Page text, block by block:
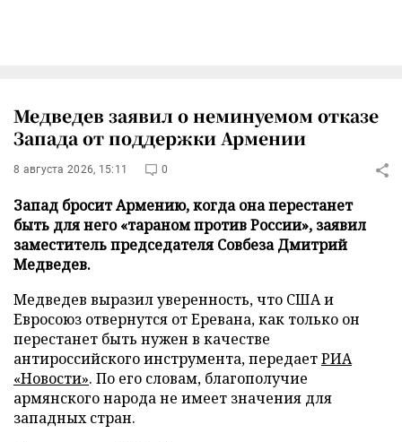
Медведев заявил о неминуемом отказе
Запада от поддержки Армении
8 августа 2026, 15:11 0
Запад бросит Армению, когда она перестанет
быть для него «тараном против России», заявил
заместитель председателя Совбеза Дмитрий
Медведев.
Медведев выразил уверенность, что США и
Евросоюз отвернутся от Еревана, как только он
перестанет быть нужен в качестве
антироссийского инструмента, передаетРИА
«Новости». По его словам, благополучие
армянского народа не имеет значения для
западных стран.